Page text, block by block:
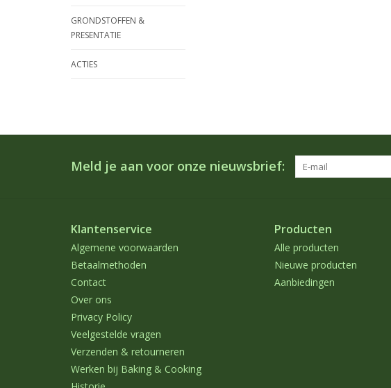
GRONDSTOFFEN &
PRESENTATIE
ACTIES
Meld je aan voor onze nieuwsbrief:
Klantenservice
Algemene voorwaarden
Betaalmethoden
Contact
Over ons
Privacy Policy
Veelgestelde vragen
Verzenden & retourneren
Werken bij Baking & Cooking
Producten
Alle producten
Nieuwe producten
Aanbiedingen